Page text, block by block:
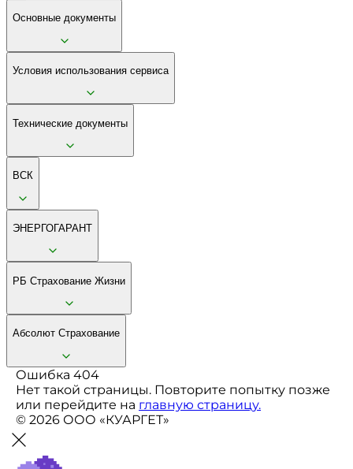
Основные документы
Условия использования сервиса
Технические документы
ВСК
ЭНЕРГОГАРАНТ
РБ Страхование Жизни
Абсолют Страхование
Ошибка 404
Нет такой страницы. Повторите попытку позже
или перейдите на главную страницу.
© 2026 ООО «КУАРГЕТ»